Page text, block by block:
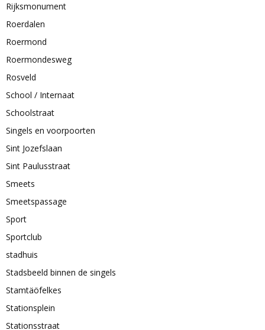
Rijksmonument
Roerdalen
Roermond
Roermondesweg
Rosveld
School / Internaat
Schoolstraat
Singels en voorpoorten
Sint Jozefslaan
Sint Paulusstraat
Smeets
Smeetspassage
Sport
Sportclub
stadhuis
Stadsbeeld binnen de singels
Stamtäöfelkes
Stationsplein
Stationsstraat